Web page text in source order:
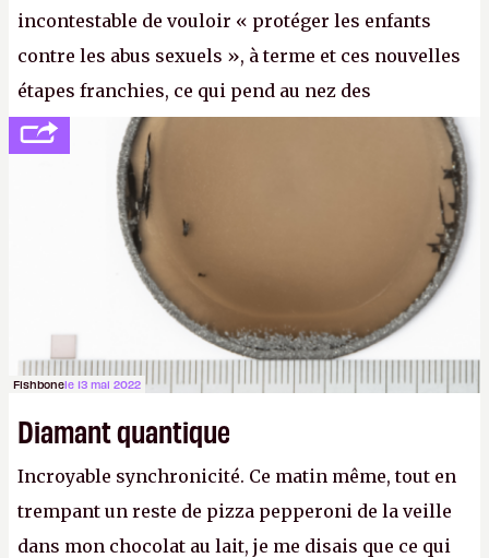
incontestable de vouloir « protéger les enfants
contre les abus sexuels », à terme et ces nouvelles
étapes franchies, ce qui pend au nez des
internautes est à n'en point douter la mise en place
de l’identification obligatoire pour se connecter au
http://cpc.cx/AH432N1
- Crédit photo : Pexels -
Fishbonele 13 mai 2022
Diamant quantique
Incroyable synchronicité. Ce matin même, tout en
trempant un reste de pizza pepperoni de la veille
dans mon chocolat au lait, je me disais que ce qui